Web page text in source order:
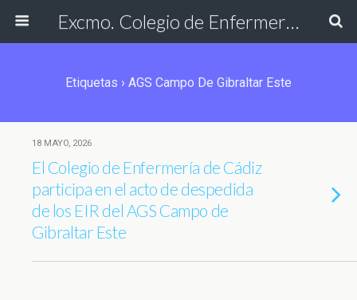
Excmo. Colegio de Enfermería de Cádiz
Etiquetas › AGS Campo De Gibraltar Este
18 MAYO, 2026
El Colegio de Enfermería de Cádiz
participa en el acto de despedida
de los EIR del AGS Campo de
Gibraltar Este